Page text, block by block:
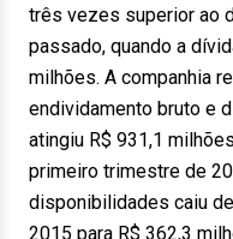
três vezes superior ao
passado, quando a
milhões. A companhia
endividamento bruto e
atingiu R$ 931,1
primeiro trimestre de
disponibilidades caiu
2015 para R$ 362,3